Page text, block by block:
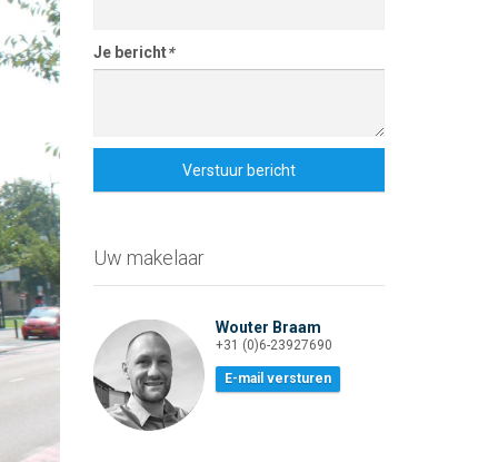
Je bericht*
Verstuur bericht
Uw makelaar
Wouter Braam
+31 (0)6-23927690
E-mail versturen